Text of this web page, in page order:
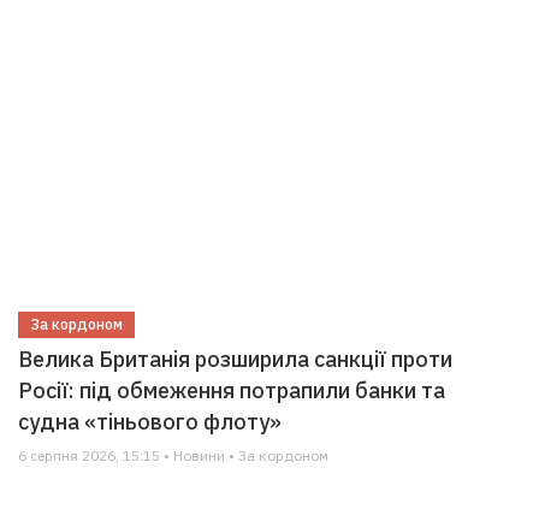
За кордоном
Велика Британія розширила санкції проти
Росії: під обмеження потрапили банки та
судна «тіньового флоту»
6 серпня 2026, 15:15 • Новини • За кордоном